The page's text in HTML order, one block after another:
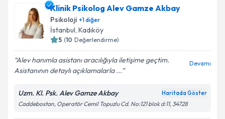
Klinik Psikolog Alev Gamze Akbay
Psikoloji +1diğer
İstanbul, Kadıköy
5 (10 Değerlendirme)
Alev hanımla asistanı aracılığıyla iletişime geçtim.
Asistanının detaylı açıklamalarla ...
Devamı
Uzm. Kl. Psk. Alev Gamze Akbay Haritada Göster
Caddebostan, Operatör Cemil Topuzlu Cd. No:121 blok d:11, 34728